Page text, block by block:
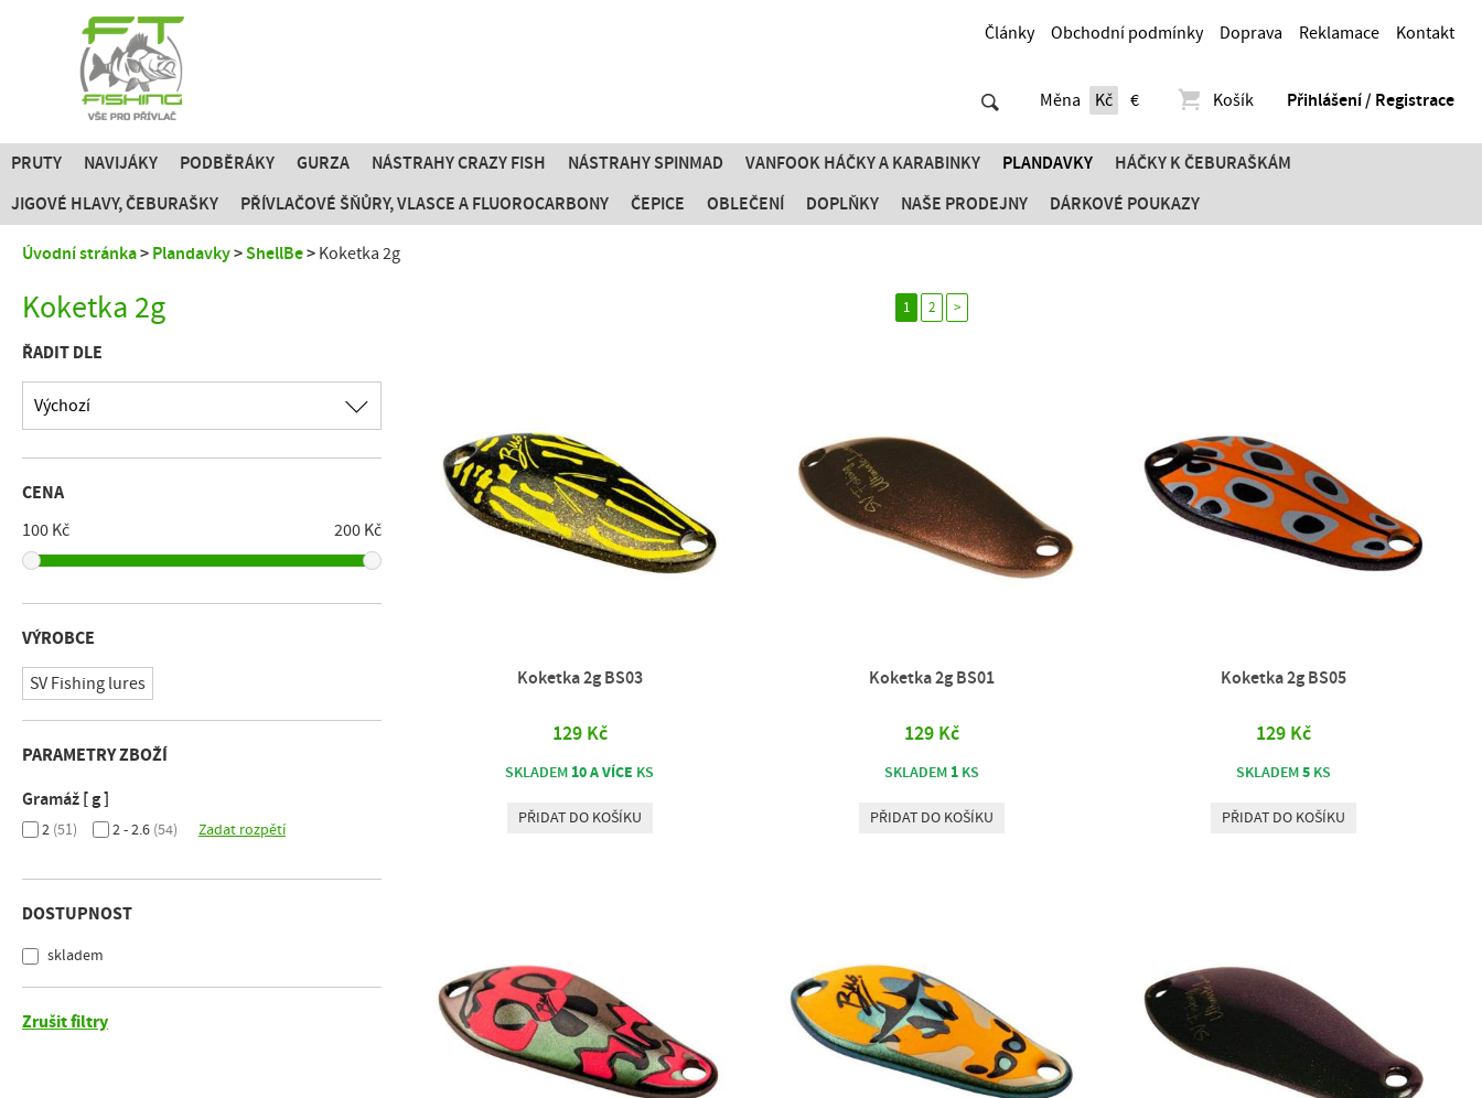
Články Obchodní podmínky Doprava Reklamace Kontakt
Měna Kč € Košík Přihlášení / Registrace
PRUTY NAVIJÁKY PODBĚRÁKY GURZA NÁSTRAHY CRAZY FISH NÁSTRAHY SPINMAD VANFOOK HÁČKY A KARABINKY PLANDAVKY HÁČKY K ČEBURAŠKÁM
JIGOVÉ HLAVY, ČEBURAŠKY PŘÍVLAČOVÉ ŠŇŮRY, VLASCE A FLUOROCARBONY ČEPICE OBLEČENÍ DOPLŇKY NAŠE PRODEJNY DÁRKOVÉ POUKAZY
Úvodní stránka Plandavky ShellBe Koketka 2g
Koketka 2g
ŘADIT DLE
Výchozí
CENA
100 Kč
200 Kč
VÝROBCE
SV Fishing lures
PARAMETRY ZBOŽÍ
Gramáž [ g ]
2 (51) 2 - 2.6 (54) Zadat rozpětí
DOSTUPNOST
skladem
Zrušit filtry
1 2 >
Koketka 2g BS03
129 Kč
SKLADEM 10 A VÍCE KS
PŘIDAT DO KOŠÍKU
Koketka 2g BS01
129 Kč
SKLADEM 1KS
PŘIDAT DO KOŠÍKU
Koketka 2g BS05
129 Kč
SKLADEM5 KS
PŘIDAT DO KOŠÍKU